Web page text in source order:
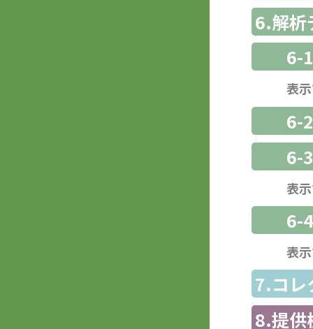
6.解析
6-
表
6-
6-
表
6-
表
7.コレ
8.提供